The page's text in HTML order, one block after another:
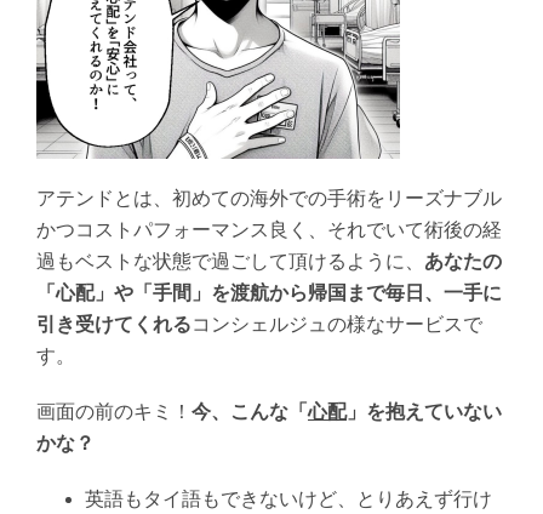
アテンドとは、初めての海外での手術をリーズナブル
かつコストパフォーマンス良く、それでいて術後の経
過もベストな状態で過ごして頂けるように、 あなたの
「心配」や「手間」を渡航から帰国まで毎日、一手に
引き受けてくれるコンシェルジュの様なサービスで
す。
画面の前のキミ！ 今、こんな「心配」を抱えていない
かな？
英語もタイ語もできないけど、とりあえず行け